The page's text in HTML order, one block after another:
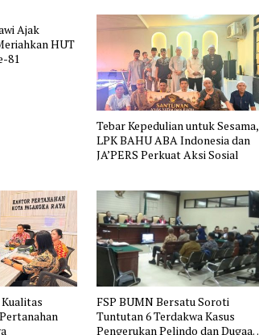
Ajak
HUT
81
Tebar Kepedulian untuk Sesama,
LPK BAHU ABA Indonesia dan
JA’PERS Perkuat Aksi Sosial
FSP BUMN Bersatu Soroti
Tuntutan 6 Terdakwa Kasus
Pengerukan Pelindo dan Dugaan